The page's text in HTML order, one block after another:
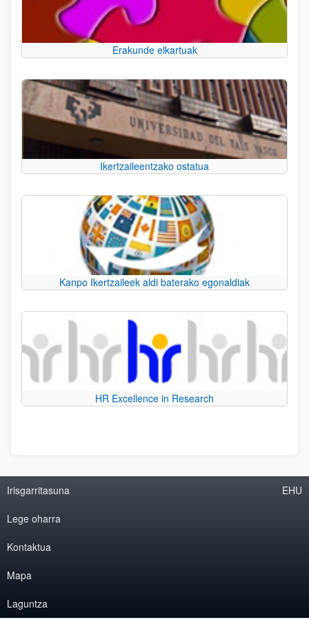
Erakunde elkartuak
Ikertzaileentzako ostatua
Kanpo Ikertzaileek aldi baterako egonaldiak
HR Excellence in Research
Irisgarritasuna
Lege oharra
Kontaktua
Mapa
Laguntza
EHU